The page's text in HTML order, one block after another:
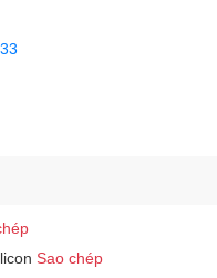
Sao chép